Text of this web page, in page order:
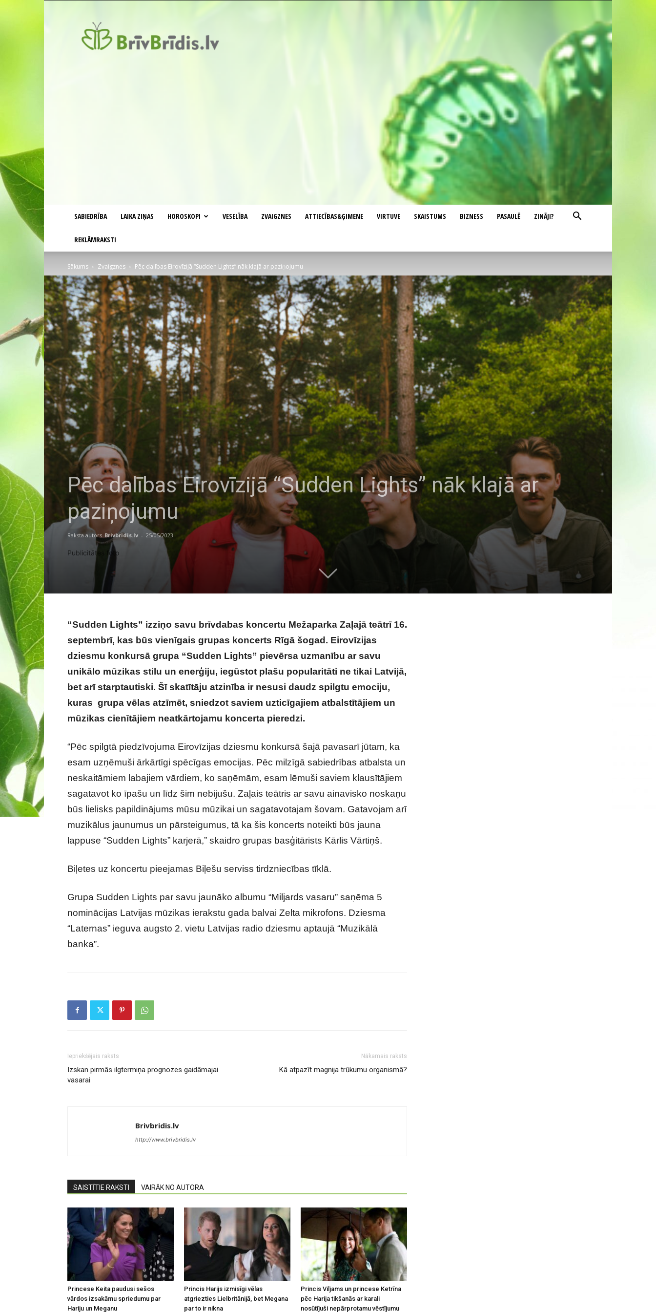
SABIEDRĪBA LAIKA ZIŅAS HOROSKOPI VESELĪBA ZVAIGZNES ATTIECĪBAS&ĢIMENE VIRTUVE SKAISTUMS BIZNESS PASAULĒ ZINĀJI?
REKLĀMRAKSTI
Sākums Zvaigznes Pēc dalības Eirovīzijā “Sudden Lights” nāk klajā ar paziņojumu
Pēc dalības Eirovīzijā “Sudden Lights” nāk klajā ar
paziņojumu
Raksta autors Brivbridis.lv - 25/05/2023
Publicitātes foto
“Sudden Lights” izziņo savu brīvdabas koncertu Mežaparka Zaļajā teātrī 16.
septembrī, kas būs vienīgais grupas koncerts Rīgā šogad. Eirovīzijas
dziesmu konkursā grupa “Sudden Lights” pievērsa uzmanību ar savu
unikālo mūzikas stilu un enerģiju, iegūstot plašu popularitāti ne tikai Latvijā,
bet arī starptautiski. Šī skatītāju atzinība ir nesusi daudz spilgtu emociju,
kuras grupa vēlas atzīmēt, sniedzot saviem uzticīgajiem atbalstītājiem un
mūzikas cienītājiem neatkārtojamu koncerta pieredzi.
“Pēc spilgtā piedzīvojuma Eirovīzijas dziesmu konkursā šajā pavasarī jūtam, ka
esam uzņēmuši ārkārtīgi spēcīgas emocijas. Pēc milzīgā sabiedrības atbalsta un
neskaitāmiem labajiem vārdiem, ko saņēmām, esam lēmuši saviem klausītājiem
sagatavot ko īpašu un līdz šim nebijušu. Zaļais teātris ar savu ainavisko noskaņu
būs lielisks papildinājums mūsu mūzikai un sagatavotajam šovam. Gatavojam arī
muzikālus jaunumus un pārsteigumus, tā ka šis koncerts noteikti būs jauna
lappuse “Sudden Lights” karjerā,” skaidro grupas basģitārists Kārlis Vārtiņš.
Biļetes uz koncertu pieejamas Biļešu serviss tirdzniecības tīklā.
Grupa Sudden Lights par savu jaunāko albumu “Miljards vasaru” saņēma 5
nominācijas Latvijas mūzikas ierakstu gada balvai Zelta mikrofons. Dziesma
“Laternas” ieguva augsto 2. vietu Latvijas radio dziesmu aptaujā “Muzikālā
banka”.
Iepriekšējais raksts
Izskan pirmās ilgtermiņa prognozes gaidāmajai
vasarai
Nākamais raksts
Kā atpazīt magnija trūkumu organismā?
Brivbridis.lv
http://www.brivbridis.lv
SAISTĪTIE RAKSTI VAIRĀK NO AUTORA
Princese Keita paudusi sešos
vārdos izsakāmu spriedumu par
Hariju un Meganu
Princis Harijs izmisīgi vēlas
atgriezties Lielbritānijā, bet Megana
par to ir nikna
Princis Viljams un princese Ketrīna
pēc Harija tikšanās ar karali
nosūtījuši nepārprotamu vēstījumu